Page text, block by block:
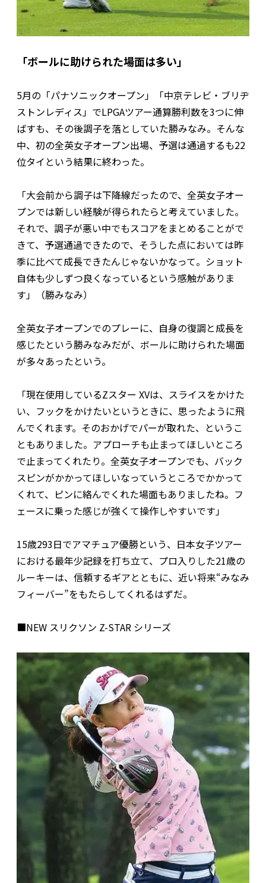
「ボールに助けられた場面は多い」
5月の「パナソニックオープン」「中京テレビ・ブリヂ
ストンレディス」でLPGAツアー通算勝利数を3つに伸
ばすも、その後調子を落としていた勝みなみ。そんな
中、初の全英女子オープン出場、予選は通過するも22
位タイという結果に終わった。
「大会前から調子は下降線だったので、全英女子オー
プンでは新しい経験が得られたらと考えていました。
それで、調子が悪い中でもスコアをまとめることがで
きて、予選通過できたので、そうした点においては昨
季に比べて成長できたんじゃないかなって。ショット
自体も少しずつ良くなっているという感触がありま
す」（勝みなみ）
全英女子オープンでのプレーに、自身の復調と成長を
感じたという勝みなみだが、ボールに助けられた場面
が多々あったという。
「現在使用しているZスター XVは、スライスをかけた
い、フックをかけたいというときに、思ったように飛
んでくれます。そのおかげでパーが取れた、というこ
ともありました。アプローチも止まってほしいところ
で止まってくれたり。全英女子オープンでも、バック
スピンがかかってほしいなっていうところでかかって
くれて、ピンに絡んでくれた場面もありましたね。フ
ェースに乗った感じが強くて操作しやすいです」
15歳293日でアマチュア優勝という、日本女子ツアー
における最年少記録を打ち立て、プロ入りした21歳の
ルーキーは、信頼するギアとともに、近い将来“みなみ
フィーバー”をもたらしてくれるはずだ。
■NEW スリクソン Z-STAR シリーズ